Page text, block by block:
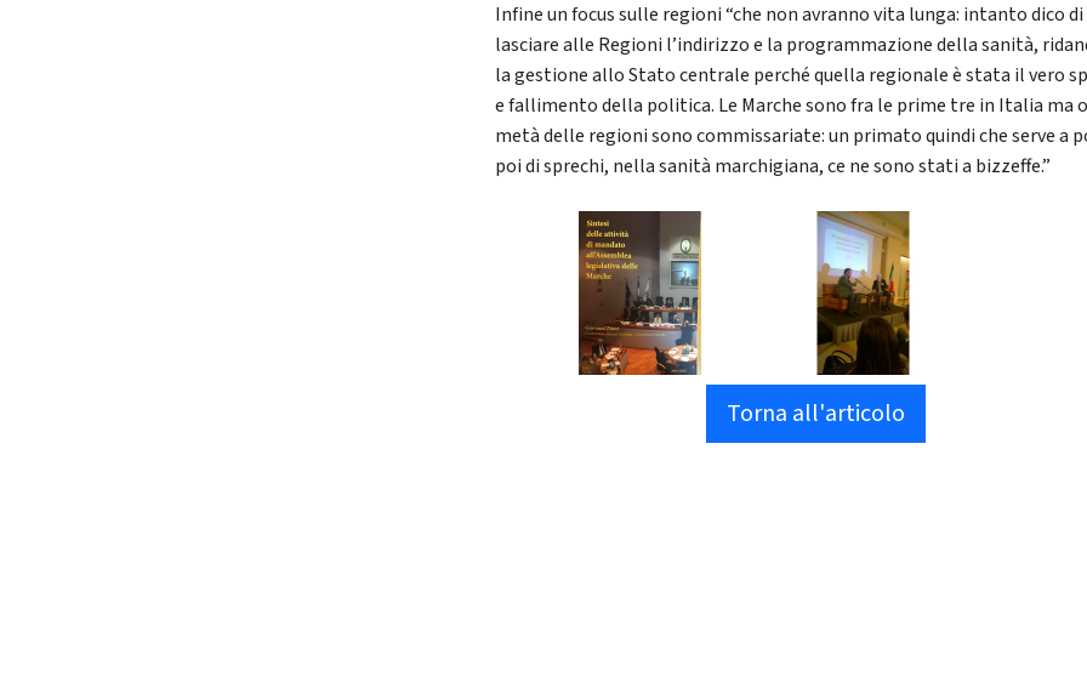
Infine un focus sulle regioni “che non avranno vita lunga: intanto dico di
lasciare alle Regioni l’indirizzo e la programmazione della sanità,
la gestione allo Stato centrale perché quella regionale è stata il vero
e fallimento della politica. Le Marche sono fra le prime tre in Italia ma
metà delle regioni sono commissariate: un primato quindi che serve a
poi di sprechi, nella sanità marchigiana, ce ne sono stati a bizzeffe.”
Torna all'articolo